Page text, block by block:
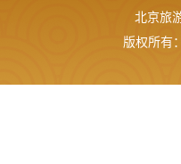
北京旅
版权所有